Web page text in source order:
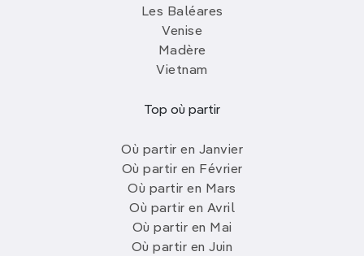
Les Baléares
Venise
Madère
Vietnam
Top où partir
Où partir en Janvier
Où partir en Février
Où partir en Mars
Où partir en Avril
Où partir en Mai
Où partir en Juin